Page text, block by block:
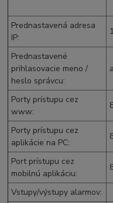
Prednastavená adresa
IP:
Prednastavené
prihlasovacie meno /
heslo správcu:
Porty prístupu cez
www:
Porty prístupu cez
aplikácie na PC:
Port prístupu cez
mobilnú aplikáciu:
Vstupy/výstupy alarmov: